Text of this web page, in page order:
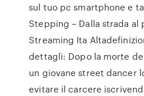
sul tuo pc smartphone e
Stepping – Dalla strada al
Streaming Ita
dettagli: Dopo la morte
un giovane street dancer
evitare il carcere